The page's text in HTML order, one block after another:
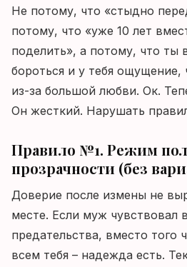
Не потому, что «стыдно
потому, что «уже 10 лет
поделить», а потому, что ты
бороться и у тебя ощущение,
из-за большой любви. Ок.
Он жесткий. Нарушать
Правило №1. Режим
прозрачности (без
Доверие после измены не
месте. Если муж чувствовал
предательства, вместо того
всем тебя – надежда есть.